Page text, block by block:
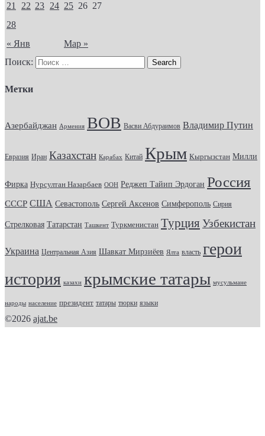
« Янв Мар »
21
22 23 24 25 26 27
28
Поиск:
Метки
Азербайджан Армения ВОВ Васви Абдураимов Владимир Путин
Евразия Иран Казахстан Карабах Китай Крым Кыргызстан Милли
Фирка Нурсултан Назарбаев ООН Реджеп Тайип Эрдоган Россия
СССР США Севастополь Сергей Аксенов Симферополь Сирия
Стрелковая Татарстан Ташкент Туркменистан Турция Узбекистан
Украина Центральная Азия Шавкат Мирзиёев Ялта власть герои
история казахи крымские татары мусульмане
народы население президент татары тюрки языки
©2026 ajat.be